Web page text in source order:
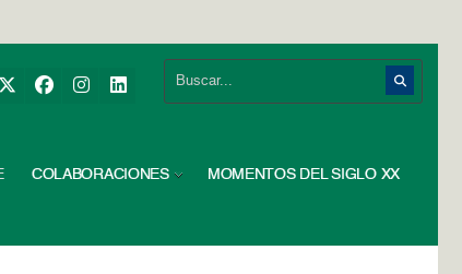
COLABORACIONES MOMENTOS DEL SIGLO XX